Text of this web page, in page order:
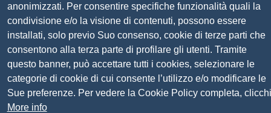
Seguici su
Sito web
Amministrazione trasparente
Mappa del sito
Privacy
Social Media Policy
Dichiarazione di accessibilità
anonimizzati. Per consentire specifiche funzionalità quali la
condivisione e/o la visione di contenuti, possono essere
installati, solo previo Suo consenso, cookie di terze parti che
consentono alla terza parte di profilare gli utenti. Tramite
questo banner, può accettare tutti i cookies, selezionare le
categorie di cookie di cui consente l’utilizzo e/o modificare le
Sue preferenze. Per vedere la Cookie Policy completa, clicchi
More info